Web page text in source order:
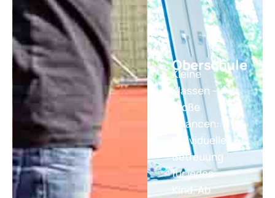
Oberschule
Kleine
Klassen –
große
Chancen:
Individuelle
Betreuung
für jedes
Kind. Ab